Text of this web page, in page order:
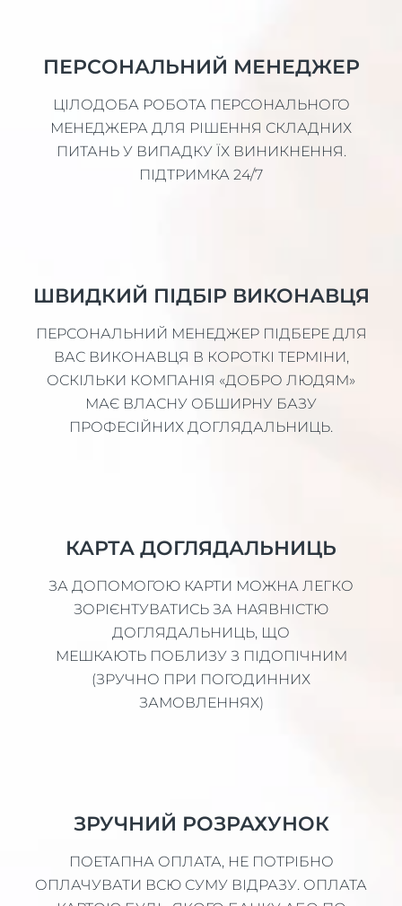
ПЕРСОНАЛЬНИЙ МЕНЕДЖЕР
ЦІЛОДОБА РОБОТА ПЕРСОНАЛЬНОГО
МЕНЕДЖЕРА ДЛЯ РІШЕННЯ СКЛАДНИХ
ПИТАНЬ У ВИПАДКУ ЇХ ВИНИКНЕННЯ.
ПІДТРИМКА 24/7
ШВИДКИЙ ПІДБІР ВИКОНАВЦЯ
ПЕРСОНАЛЬНИЙ МЕНЕДЖЕР ПІДБЕРЕ ДЛЯ
ВАС ВИКОНАВЦЯ В КОРОТКІ ТЕРМІНИ,
ОСКІЛЬКИ КОМПАНІЯ «ДОБРО ЛЮДЯМ»
МАЄ ВЛАСНУ ОБШИРНУ БАЗУ
ПРОФЕСІЙНИХ ДОГЛЯДАЛЬНИЦЬ.
КАРТА ДОГЛЯДАЛЬНИЦЬ
ЗА ДОПОМОГОЮ КАРТИ МОЖНА ЛЕГКО
ЗОРІЄНТУВАТИСЬ ЗА НАЯВНІСТЮ
ДОГЛЯДАЛЬНИЦЬ, ЩО
МЕШКАЮТЬ ПОБЛИЗУ З ПІДОПІЧНИМ
(ЗРУЧНО ПРИ ПОГОДИННИХ
ЗАМОВЛЕННЯХ)
ЗРУЧНИЙ РОЗРАХУНОК
ПОЕТАПНА ОПЛАТА, НЕ ПОТРІБНО
ОПЛАЧУВАТИ ВСЮ СУМУ ВІДРАЗУ. ОПЛАТА